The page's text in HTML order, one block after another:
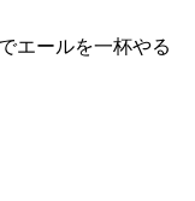
エールを一杯やる